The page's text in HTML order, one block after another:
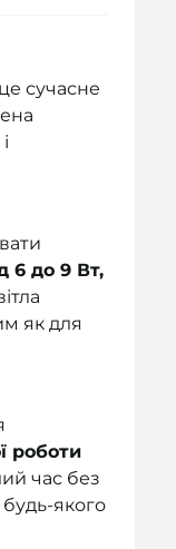
сучасне
6 до 9 Вт,
як для
роботи
час без
якого